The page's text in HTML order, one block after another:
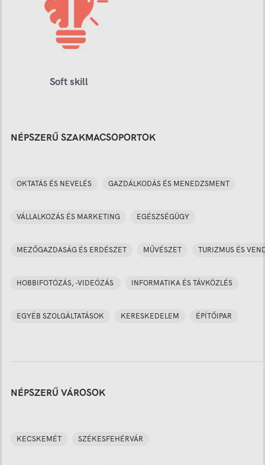
Soft skill
NÉPSZERŰ SZAKMACSOPORTOK
OKTATÁS ÉS NEVELÉS GAZDÁLKODÁS ÉS MENEDZSMENT
VÁLLALKOZÁS ÉS MARKETING EGÉSZSÉGÜGY
MEZŐGAZDASÁG ÉS ERDÉSZET MŰVÉSZET TURIZMUS ÉS
HOBBIFOTÓZÁS, -VIDEÓZÁS INFORMATIKA ÉS TÁVKÖZLÉS
EGYÉB SZOLGÁLTATÁSOK KERESKEDELEM ÉPÍTŐIPAR
NÉPSZERŰ VÁROSOK
KECSKEMÉT SZÉKESFEHÉRVÁR